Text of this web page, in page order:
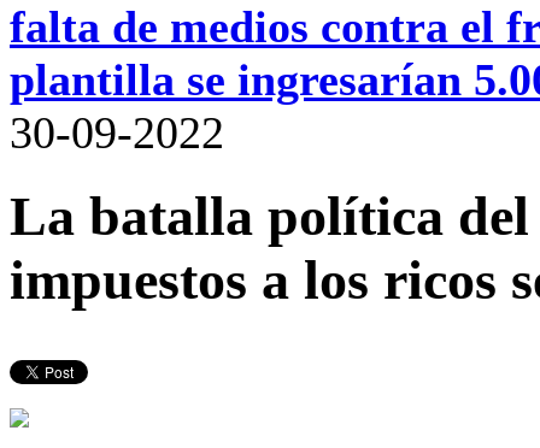
falta de medios contra el
plantilla se ingresarían
30-09-2022
La batalla política
impuestos a los ricos